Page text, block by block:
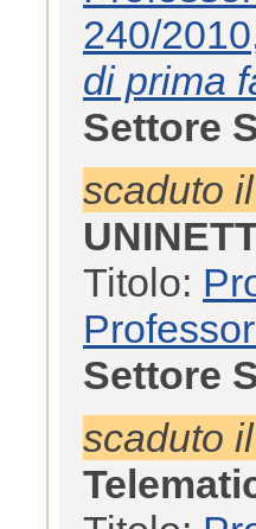
240/
di prima
Settore
scaduto
Titolo:
Settore
scaduto